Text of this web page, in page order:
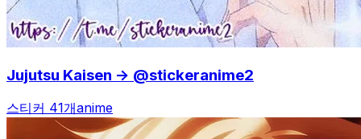
Jujutsu Kaisen -> @stickeranime2
스티커 41개anime